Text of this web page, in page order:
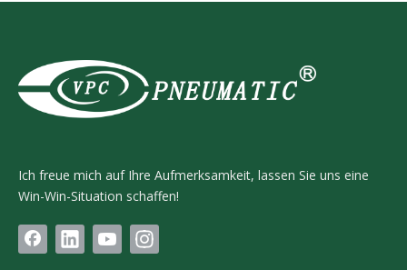
Ich freue mich auf Ihre Aufmerksamkeit, lassen Sie uns eine
Win-Win-Situation schaffen!